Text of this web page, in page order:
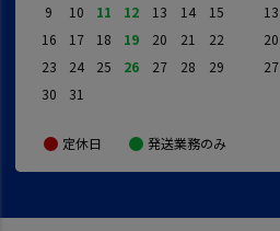
9
10 11 12 13 14
15
16
17 18 19 20 21
22
23
24 25 26 27 28
29
30
31
13
20
27
定休日 発送業務のみ